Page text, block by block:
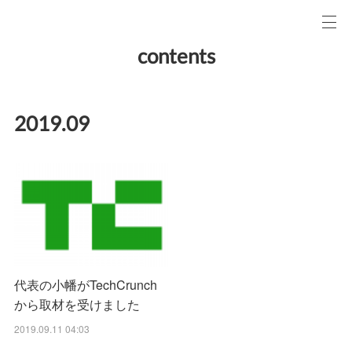
contents
2019.09
代表の小幡がTechCrunch
から取材を受けました
2019.09.11 04:03